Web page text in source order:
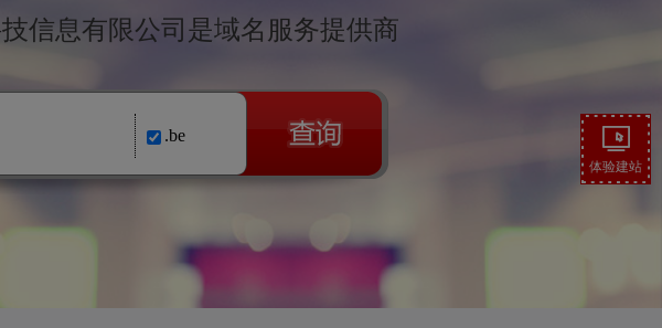
信息有限公司是域名服务提供商
.be
体验建站